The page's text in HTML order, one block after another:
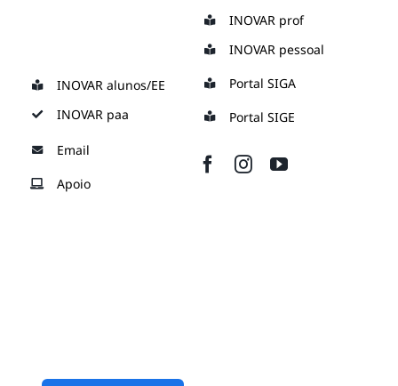
content
INOVAR prof
INOVAR pessoal
INOVAR alunos/EE
INOVAR paa
Portal SIGA
Portal SIGE
Email
Apoio